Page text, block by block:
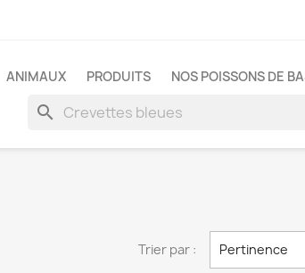
ANIMAUX PRODUITS NOS POISSONS DE
search
Trier par : Pertinence